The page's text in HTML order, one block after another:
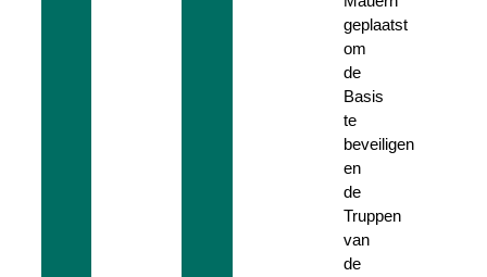
geplaatst
om
de
Basis
te
beveiligen
en
de
Truppen
van
de